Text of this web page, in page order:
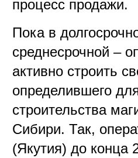
процесс продажи.
Пока в
среднесрочной –
активно строить
определившего
строительства
Сибири. Так,
(Якутия) до конца